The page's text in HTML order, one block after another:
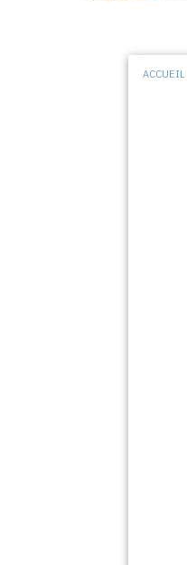
ACCUEIL